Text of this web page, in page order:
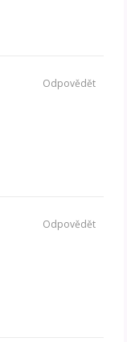
Odpovědět
Odpovědět